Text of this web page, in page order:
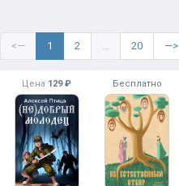
<— 1 2 … 20 —>
Цена 129 ₽ Бесплатно